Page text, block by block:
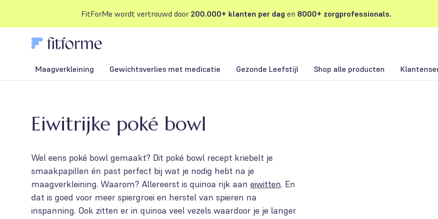
FitForMe wordt vertrouwd door 200.000+ klanten per dag en 8000+ zorgprofessionals.
Maagverkleining Gewichtsverlies met medicatie Gezonde Leefstijl Shop alle producten
Eiwitrijke poké bowl
Wel eens poké bowl gemaakt? Dit poké bowl recept kriebelt je
smaakpapillen én past perfect bij wat je nodig hebt na je
maagverkleining. Waarom? Allereerst is quinoa rijk aan eiwitten. En
dat is goed voor meer spiergroei en herstel van spieren na
inspanning. Ook zitten er in quinoa veel vezels waardoor je je langer